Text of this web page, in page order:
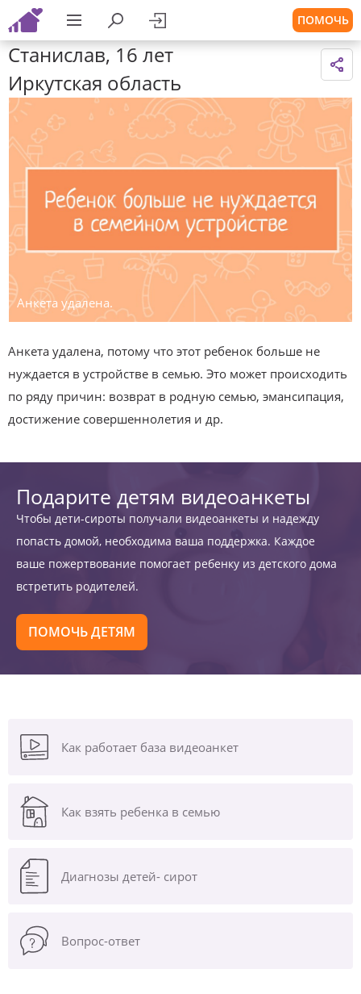
ПОМОЧЬ
Станислав, 16 лет
Иркутская область
Анкета удалена.
Анкета удалена, потому что этот ребенок больше не
нуждается в устройстве в семью. Это может происходить
по ряду причин: возврат в родную семью, эмансипация,
достижение совершеннолетия и др.
Подарите детям видеоанкеты
Чтобы дети-сироты получали видеоанкеты и надежду
попасть домой, необходима ваша поддержка. Каждое
ваше пожертвование помогает ребенку из детского дома
встретить родителей.
ПОМОЧЬ ДЕТЯМ
Как работает база видеоанкет
Как взять ребенка в семью
Диагнозы детей- сирот
Вопрос-ответ